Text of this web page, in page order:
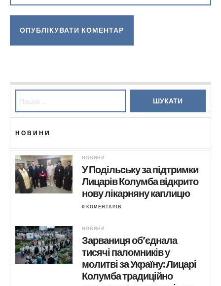
НОВИНИ
НОВИНИ
У Подільську за підтримки
Лицарів Колумба відкрито
нову лікарняну каплицю
0 КОМЕНТАРІВ
НОВИНИ
Зарваниця об’єднала
тисячі паломників у
молитві за Україну: Лицарі
Колумба традиційно